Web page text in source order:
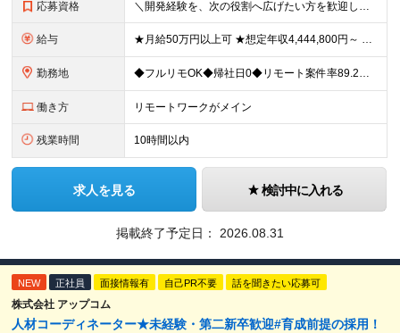
応募資格 ＼開発経験を、次の役割へ広げたい方を歓迎します／ ■HTML、CSS、JavaScriptを使用した実務経験を1年以上お持ちの方 ■APIを利用した画面・機能開発の経験、または基礎知識をお持ちの方
給与 ★月給50万円以上可 ★想定年収4,444,800円～ ★転職時に50万円～300万円の年収UP事例あり！ ★入社1年で年収が120万円上がった社員もいます！ 月給370,400円〜 ※経験やスキル
勤務地 ◆フルリモOK◆帰社日0◆リモート案件率89.2%◆希望を考慮／転居を伴う転勤なし 一都三県のクライアント先＋在宅勤務（案件により異なります） 【本社】東京都千代田区内幸町2-2-3 日比谷国際ビル
働き方 リモートワークがメイン
残業時間 10時間以内
求人を見る 検討中に入れる
掲載終了予定日： 2026.08.31
NEW 正社員 面接情報有 自己PR不要 話を聞きたい応募可
株式会社 アップコム
人材コーディネーター★未経験・第二新卒歓迎#育成前提の採用！